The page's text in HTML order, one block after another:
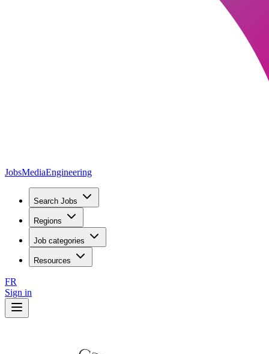
JobsMediaEngineering
Search Jobs
Regions
Job categories
Resources
FR
Sign in